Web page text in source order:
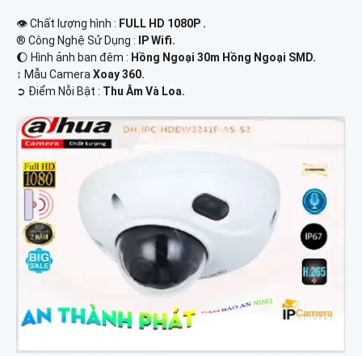
👁 Chất lượng hình : FULL HD 1080P .
®️ Công Nghệ Sử Dụng :
IP Wifi.
🌔 Hình ảnh ban đêm : Hồng Ngoại 30m Hồng Ngoại SMD.
↕️ Mẫu Camera Xoay 360.
️➲ Điểm Nỗi Bật : Thu Âm Và Loa.